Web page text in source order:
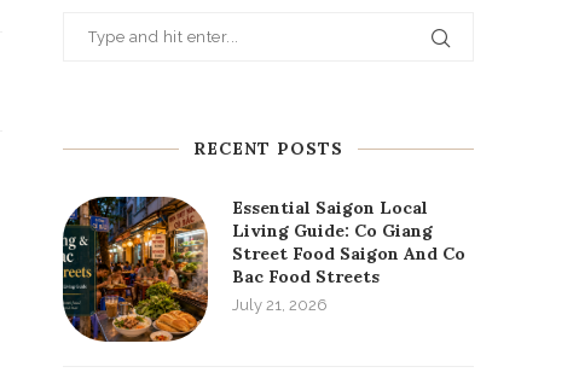
RECENT POSTS
Essential Saigon Local
Living Guide: Co Giang
Street Food Saigon And Co
Bac Food Streets
July 21, 2026